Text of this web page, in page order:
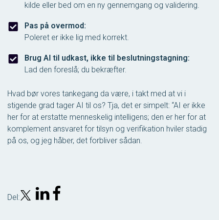
kilde eller bed om en ny gennemgang og validering.
Pas på overmod:
Poleret er ikke lig med korrekt.
Brug AI til udkast, ikke til beslutningstagning:
Lad den foreslå; du bekræfter.
Hvad bør vores tankegang da være, i takt med at vi i
stigende grad tager AI til os? Tja, det er simpelt: “AI er ikke
her for at erstatte menneskelig intelligens; den er her for at
komplement ansvaret for tilsyn og verifikation hviler stadig
på os, og jeg håber, det forbliver sådan.
Del: